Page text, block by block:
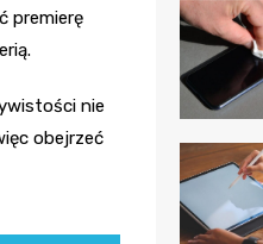
premierę
nie
obejrzeć